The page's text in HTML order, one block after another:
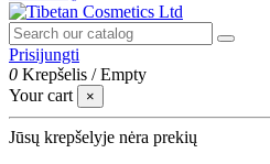
Prisijungti
0 Krepšelis /Empty
Your cart
×
Jūsų krepšelyje nėra prekių